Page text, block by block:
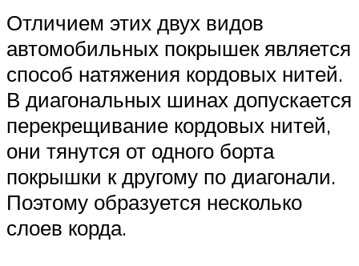
Отличием этих двух видов
автомобильных покрышек является
способ натяжения кордовых нитей.
В диагональных шинах допускается
перекрещивание кордовых нитей,
они тянутся от одного борта
покрышки к другому по диагонали.
Поэтому образуется несколько
слоев корда.